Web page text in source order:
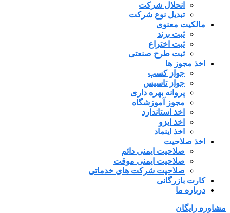
انحلال شرکت
تبدیل نوع شرکت
مالکیت معنوی
ثبت برند
ثبت اختراع
ثبت طرح صنعتی
اخذ مجوز ها
جواز کسب
جواز تاسیس
پروانه بهره داری
مجوز آموزشگاه
اخذ استاندارد
اخذ ایزو
اخذ اینماد
اخذ صلاحیت
صلاحیت ایمنی دائم
صلاحیت ایمنی موقت
صلاحیت شرکت های خدماتی
کارت بازرگانی
درباره ما
مشاوره رایگان